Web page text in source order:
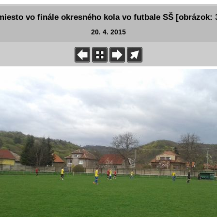
vo finále okresného kola vo futbale SŠ [obrázok:
20. 4. 2015